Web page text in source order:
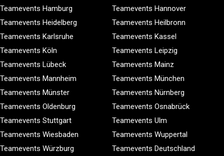
Teamevents Hamburg
Teamevents Hannover
Teamevents Heidelberg
Teamevents Heilbronn
Teamevents Karlsruhe
Teamevents Kassel
Teamevents Köln
Teamevents Leipzig
Teamevents Lübeck
Teamevents Mainz
Teamevents Mannheim
Teamevents München
Teamevents Münster
Teamevents Nürnberg
Teamevents Oldenburg
Teamevents Osnabrück
Teamevents Stuttgart
Teamevents Ulm
Teamevents Wiesbaden
Teamevents Wuppertal
Teamevents Würzburg
Teamevents Deutschland